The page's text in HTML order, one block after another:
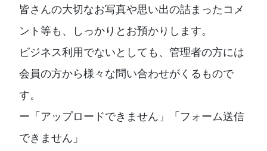
皆さんの大切なお写真や思い出の詰まったコメ
ント等も、しっかりとお預かりします。
ビジネス利用でないとしても、管理者の方には
会員の方から様々な問い合わせがくるもので
す。
ー「アップロードできません」「フォーム送信
できません」